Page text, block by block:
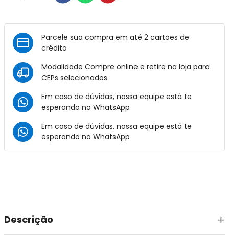
Parcele sua compra em até 2 cartões de
crédito
Modalidade Compre online e retire na loja para
CEPs selecionados
Em caso de dúvidas, nossa equipe está te
esperando no WhatsApp
Em caso de dúvidas, nossa equipe está te
esperando no WhatsApp
Descrição